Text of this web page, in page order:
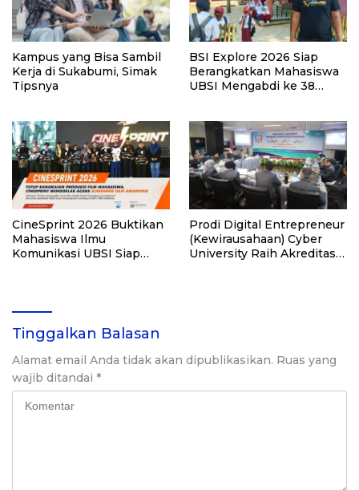
Kampus yang Bisa Sambil
Kerja di Sukabumi, Simak
Tipsnya
BSI Explore 2026 Siap
Berangkatkan Mahasiswa
UBSI Mengabdi ke 38
CineSprint 2026 Buktikan
Mahasiswa Ilmu
Komunikasi UBSI Siap
Prodi Digital Entrepreneur
(Kewirausahaan) Cyber
University Raih Akreditasi
Tinggalkan Balasan
Alamat email Anda tidak akan dipublikasikan. Ruas yang
wajib ditandai *